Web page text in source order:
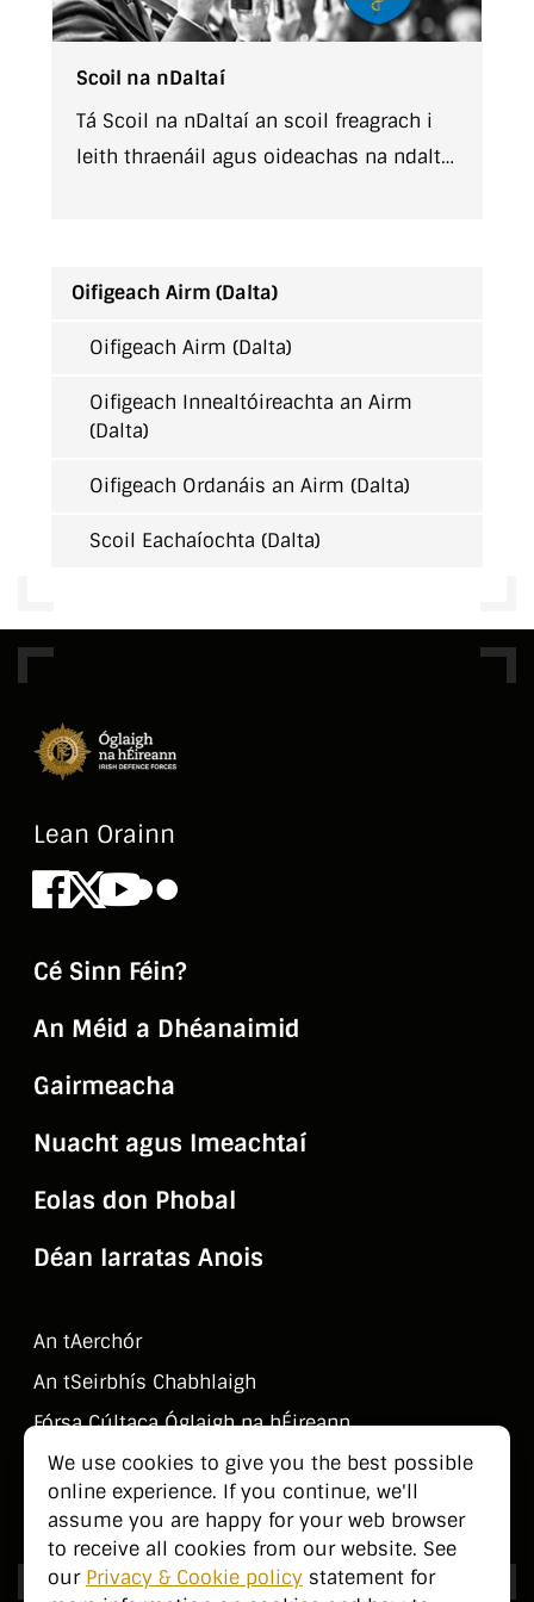
We use cookies to give you the best possible
online experience. If you continue, we'll
assume you are happy for your web browser
to receive all cookies from our website. See
our Privacy & Cookie policy statement for
Scoil na nDaltaí
Tá Scoil na nDaltaí an scoil freagrach i
leith thraenáil agus oideachas na ndaltaí
Oifigeach Airm (Dalta)
Oifigeach Airm (Dalta)
Oifigeach Innealtóireachta an Airm
(Dalta)
Oifigeach Ordanáis an Airm (Dalta)
Scoil Eachaíochta (Dalta)
Lean Orainn
Facebook
X Youtube
Flickr
Cé Sinn Féin?
An Méid a Dhéanaimid
Gairmeacha
Nuacht agus Imeachtaí
Eolas don Phobal
Déan Iarratas Anois
An tAerchór
An tSeirbhí­s Chabhlaigh
Fórsa Cúltaca Óglaigh na hÉireann
Déan Teagmháil Linn
Eolas don Phobal